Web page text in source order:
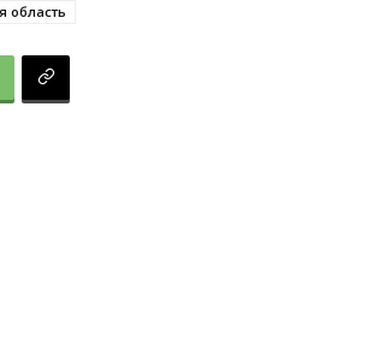
область